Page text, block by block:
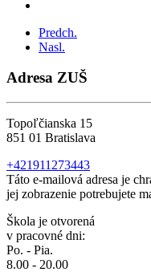
Predch.
Nasl.
Adresa ZUŠ
Topoľčianska 15
851 01 Bratislava
+421911273443
Táto e-mailová adresa je
jej zobrazenie potrebujete
Škola je otvorená
v pracovné dni:
Po. - Pia.
8.00 - 20.00